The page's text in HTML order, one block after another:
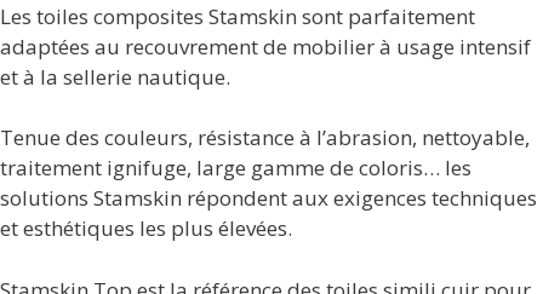
Les toiles composites Stamskin sont parfaitement
adaptées au recouvrement de mobilier à usage intensif
et à la sellerie nautique.
Tenue des couleurs, résistance à l’abrasion, nettoyable,
traitement ignifuge, large gamme de coloris… les
solutions Stamskin répondent aux exigences techniques
et esthétiques les plus élevées.